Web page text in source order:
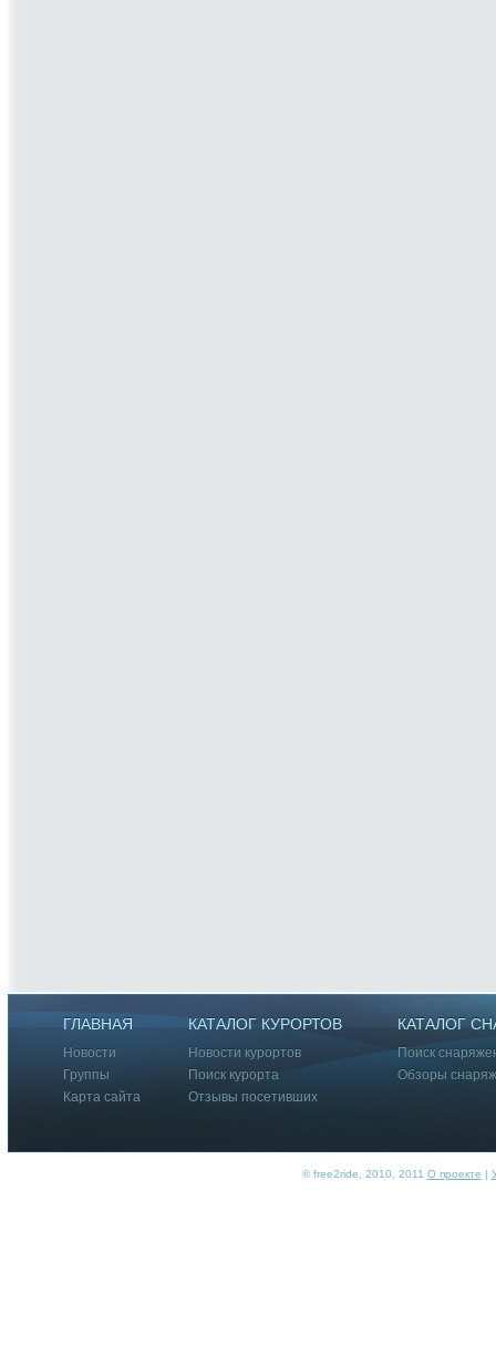
ГЛАВНАЯ
Новости
Группы
Карта сайта
КАТАЛОГ КУРОРТОВ
Новости курортов
Поиск курорта
Отзывы посетивших
КАТАЛОГ
Поиск
Обзоры
© free2ride, 2010, 2011 О проекте |